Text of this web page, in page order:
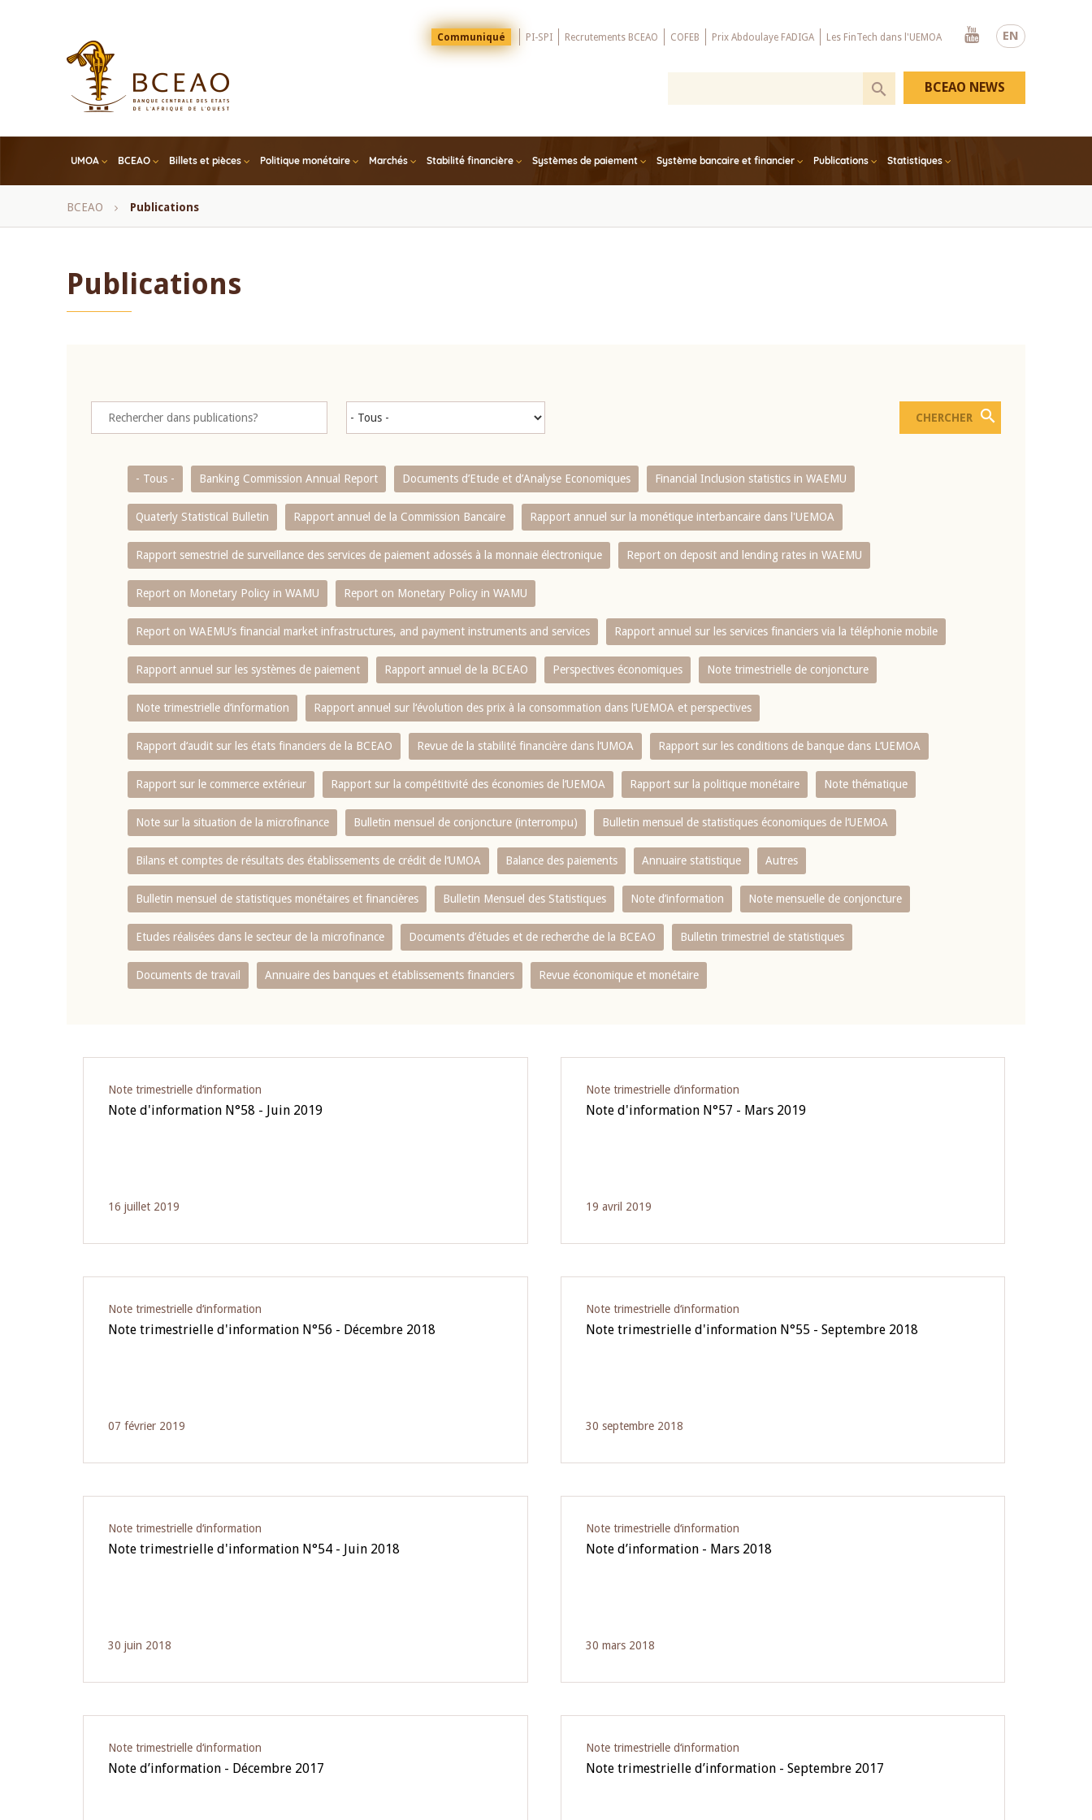
EN
Menu
Top
Communiqué PI-SPI Recrutements BCEAO COFEB Prix Abdoulaye FADIGA Les FinTech dans l'UEMOA
Youtube
UMOA BCEAO Billets et pièces Politique monétaire Marchés Stabilité financière Systèmes de paiement Système bancaire et financier Publications Statistiques
BCEAO NEWS
Fil
BCEAO Publications
Publications
- Tous - Banking Commission Annual Report Documents d’Etude et d’Analyse Economiques Financial Inclusion statistics in WAEMU
Quaterly Statistical Bulletin Rapport annuel de la Commission Bancaire Rapport annuel sur la monétique interbancaire dans l'UEMOA
Rapport semestriel de surveillance des services de paiement adossés à la monnaie électronique Report on deposit and lending rates in WAEMU
Report on Monetary Policy in WAMU Report on Monetary Policy in WAMU
Report on WAEMU’s financial market infrastructures, and payment instruments and services Rapport annuel sur les services financiers via la téléphonie mobile
Rapport annuel sur les systèmes de paiement Rapport annuel de la BCEAO Perspectives économiques Note trimestrielle de conjoncture
Note trimestrielle d‘information Rapport annuel sur l‘évolution des prix à la consommation dans l‘UEMOA et perspectives
Rapport d‘audit sur les états financiers de la BCEAO Revue de la stabilité financière dans l‘UMOA Rapport sur les conditions de banque dans L‘UEMOA
Rapport sur le commerce extérieur Rapport sur la compétitivité des économies de l‘UEMOA Rapport sur la politique monétaire Note thématique
Note sur la situation de la microfinance Bulletin mensuel de conjoncture (interrompu) Bulletin mensuel de statistiques économiques de l‘UEMOA
Bilans et comptes de résultats des établissements de crédit de l‘UMOA Balance des paiements Annuaire statistique Autres
Bulletin mensuel de statistiques monétaires et financières Bulletin Mensuel des Statistiques Note d’information Note mensuelle de conjoncture
Etudes réalisées dans le secteur de la microfinance Documents d’études et de recherche de la BCEAO Bulletin trimestriel de statistiques
Documents de travail Annuaire des banques et établissements financiers Revue économique et monétaire
Note trimestrielle d‘information
Note d'information N°58 - Juin 2019
16 juillet 2019
Note trimestrielle d‘information
Note d'information N°57 - Mars 2019
19 avril 2019
Note trimestrielle d‘information
Note trimestrielle d'information N°56 - Décembre 2018
07 février 2019
Note trimestrielle d‘information
Note trimestrielle d'information N°55 - Septembre 2018
30 septembre 2018
Note trimestrielle d‘information
Note trimestrielle d'information N°54 - Juin 2018
30 juin 2018
Note trimestrielle d‘information
Note d’information - Mars 2018
30 mars 2018
Note trimestrielle d‘information
Note d’information - Décembre 2017
Note trimestrielle d‘information
Note trimestrielle d’information - Septembre 2017